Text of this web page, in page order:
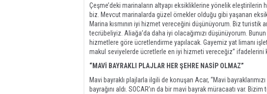
Çeşme’deki marinaların altyapı eksikliklerine yönelik eleştirilerin
biz. Mevcut marinalarda güzel örnekler olduğu gibi yaşanan
Marina kısmının iyi hizmet vereceğini düşünüyorum. Biz
tecrübeliyiz. Aliağa’da daha iyi olacağımızı düşünüyorum.
hizmetlere göre ücretlendirme yapılacak. Gayemiz yat limanı
makul seviyelerde ücretlerle en iyi hizmeti vereceğiz” ifadelerini
“MAVİ BAYRAKLI PLAJLAR HER ŞEHRE NASİP OLMAZ”
Mavi bayraklı plajlarla ilgili de konuşan Acar, “Mavi
bayrağını aldı. SOCAR’ın da bir mavi bayrak müracaatı var.